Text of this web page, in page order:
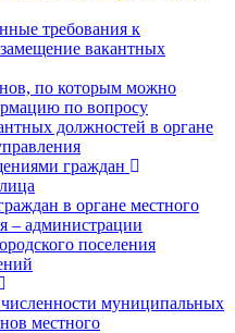
требования к
вакантных
по которым можно
по вопросу
должностей в органе
граждан
в органе местного
– администрации
поселения
муниципальных
местного